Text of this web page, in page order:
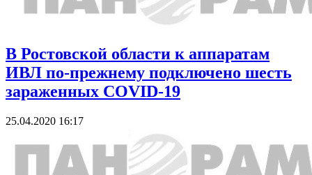
В Ростовской области к аппаратам
ИВЛ по-прежнему подключено шесть
зараженных COVID-19
25.04.2020 16:17